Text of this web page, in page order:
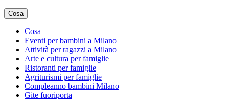
Cosa
Cosa
Eventi per bambini a Milano
Attività per ragazzi a Milano
Arte e cultura per famiglie
Ristoranti per famiglie
Agriturismi per famiglie
Compleanno bambini Milano
Gite fuoriporta